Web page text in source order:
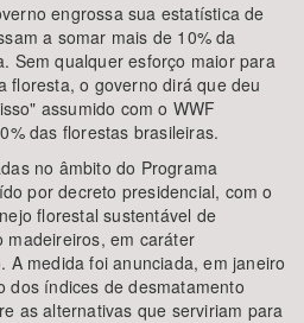
engrossa sua estatística de
a somar mais de 10% da
Sem qualquer esforço maior para
floresta, o governo dirá que deu
assumido com o WWF
das florestas brasileiras.
no âmbito do Programa
por decreto presidencial, com o
florestal sustentável de
madeireiros, em caráter
A medida foi anunciada, em janeiro
dos índices de desmatamento
as alternativas que serviriam para